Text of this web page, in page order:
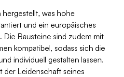
was hohe
und ein europäisches
Bausteine sind zudem mit
kompatibel, sodass sich die
individuell gestalten lassen.
der Leidenschaft seines